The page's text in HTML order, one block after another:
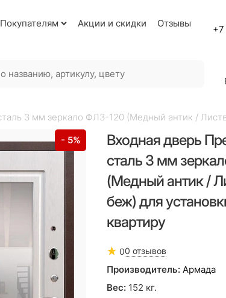
Покупателям Акции и скидки
Отзывы
3 мм зеркало ФЛЗ-120 (Медный антик /
- 5%
Входная дверь
сталь 3 мм
(Медный антик /
беж) для
квартиру
00 отзывов
Производитель: Армада
Вес: 152 кг.